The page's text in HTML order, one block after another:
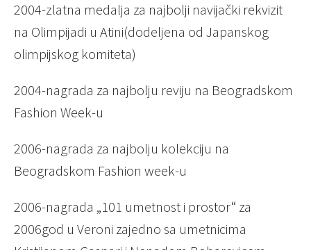
2004-zlatna medalja za najbolji navijački rekvizit
na Olimpijadi u Atini(dodeljena od Japanskog
olimpijskog komiteta)
2004-nagrada za najbolju reviju na Beogradskom
Fashion Week-u
2006-nagrada za najbolju kolekciju na
Beogradskom Fashion week-u
2006-nagrada „101 umetnost i prostor“ za
2006god u Veroni zajedno sa umetnicima